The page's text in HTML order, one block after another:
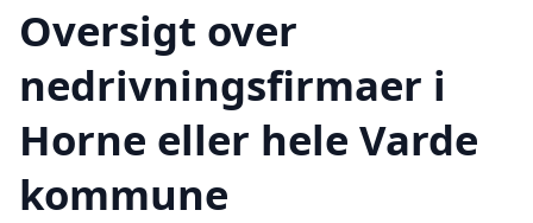
Oversigt over
nedrivningsfirmaer i
Horne eller hele Varde
kommune